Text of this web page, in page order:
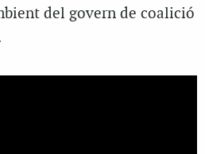
del govern de coalició